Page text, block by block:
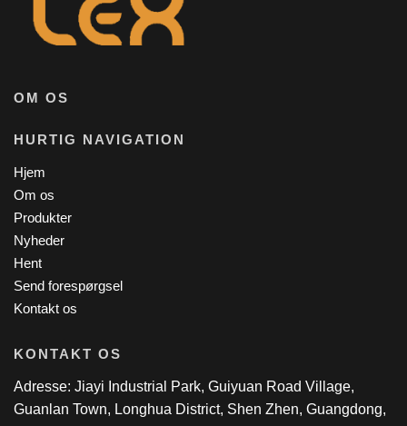
OM OS
HURTIG NAVIGATION
Hjem
Om os
Produkter
Nyheder
Hent
Send forespørgsel
Kontakt os
KONTAKT OS
Adresse: Jiayi Industrial Park, Guiyuan Road Village,
Guanlan Town, Longhua District, Shen Zhen, Guangdong,